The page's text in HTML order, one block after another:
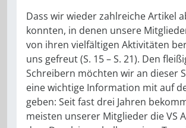
Dass wir wieder zahlreiche Artikel
konnten, in denen unsere
von ihren vielfältigen Aktivitäten
uns gefreut (S. 15 – S. 21). Den
Schreibern möchten wir an dieser
eine wichtige Information mit auf
geben: Seit fast drei Jahren
meisten unserer Mitglieder die VS